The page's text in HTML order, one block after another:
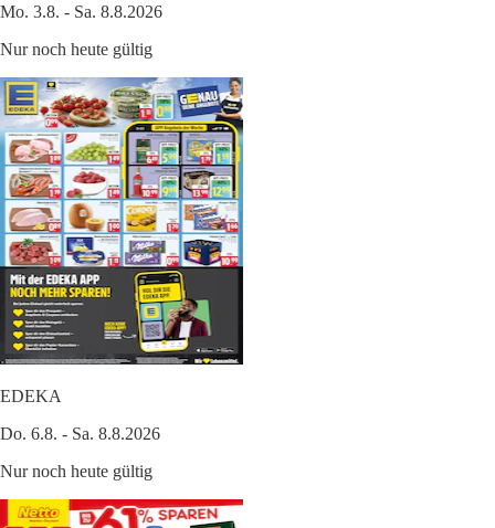
Mo. 3.8. - Sa. 8.8.2026
Nur noch heute gültig
EDEKA
Do. 6.8. - Sa. 8.8.2026
Nur noch heute gültig